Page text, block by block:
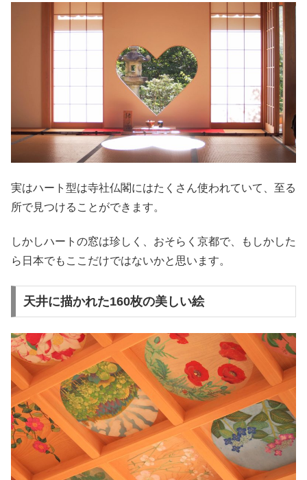
実はハート型は寺社仏閣にはたくさん使われていて、至る
所で見つけることができます。
しかしハートの窓は珍しく、おそらく京都で、もしかした
ら日本でもここだけではないかと思います。
天井に描かれた160枚の美しい絵